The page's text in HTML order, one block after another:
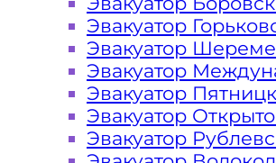
для легковых
Эвакуатор
Эвакуатор
Эвакуатор
Эвакуатор
Эвакуатор
Эвакуатор